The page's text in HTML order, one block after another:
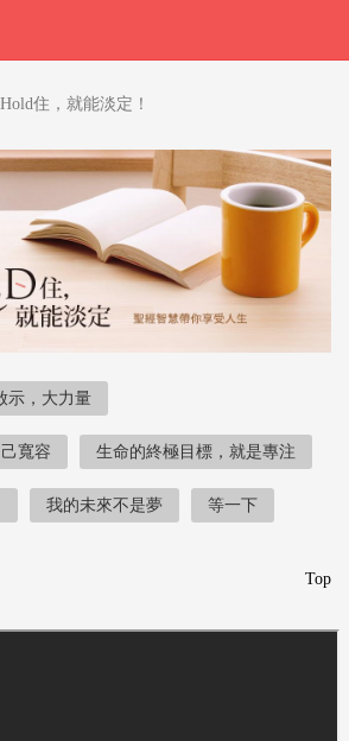
Hold住，就能淡定！
示，大力量
寬容 生命的終極目標，就是專注
我的未來不是夢 等一下
Top